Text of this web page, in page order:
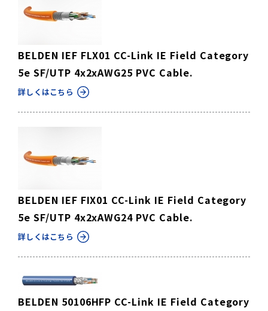
BELDEN IEF FLX01 CC-Link IE Field Category
5e SF/UTP 4x2xAWG25 PVC Cable.
詳しくはこちら
BELDEN IEF FIX01 CC-Link IE Field Category
5e SF/UTP 4x2xAWG24 PVC Cable.
詳しくはこちら
BELDEN 50106HFP CC-Link IE Field Category